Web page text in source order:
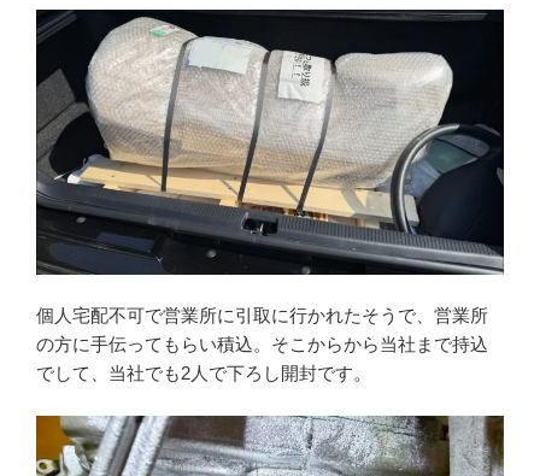
個人宅配不可で営業所に引取に行かれたそうで、営業所
の方に手伝ってもらい積込。そこからから当社まで持込
でして、当社でも2人で下ろし開封です。